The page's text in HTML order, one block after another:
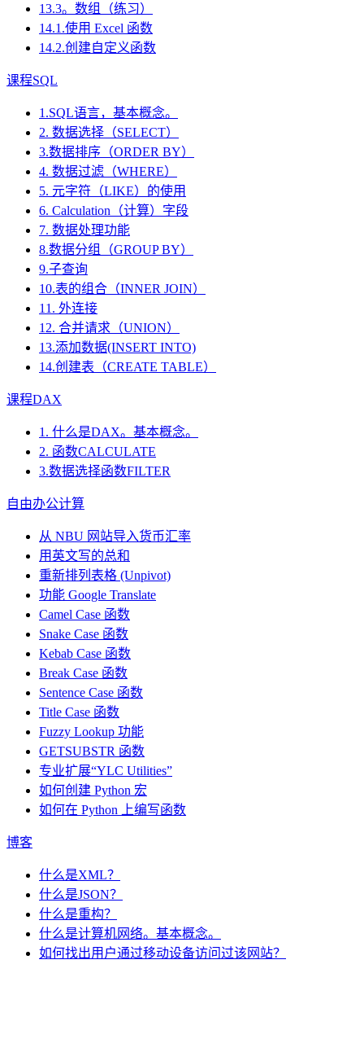
13.3。数组（练习）
14.1.使用 Excel 函数
14.2.创建自定义函数
课程SQL
1.SQL语言，基本概念。
2. 数据选择（SELECT）
3.数据排序（ORDER BY）
4. 数据过滤（WHERE）
5. 元字符（LIKE）的使用
6. Calculation（计算）字段
7. 数据处理功能
8.数据分组（GROUP BY）
9.子查询
10.表的组合（INNER JOIN）
11. 外连接
12. 合并请求（UNION）
13.添加数据(INSERT INTO)
14.创建表（CREATE TABLE）
课程DAX
1. 什么是DAX。基本概念。
2. 函数CALCULATE
3.数据选择函数FILTER
自由办公计算
从 NBU 网站导入货币汇率
用英文写的总和
重新排列表格 (Unpivot)
功能 Google Translate
Camel Case 函数
Snake Case 函数
Kebab Case 函数
Break Case 函数
Sentence Case 函数
Title Case 函数
Fuzzy Lookup 功能
GETSUBSTR 函数
专业扩展“YLC Utilities”
如何创建 Python 宏
如何在 Python 上编写函数
博客
什么是XML？
什么是JSON？
什么是重构？
什么是计算机网络。基本概念。
如何找出用户通过移动设备访问过该网站？